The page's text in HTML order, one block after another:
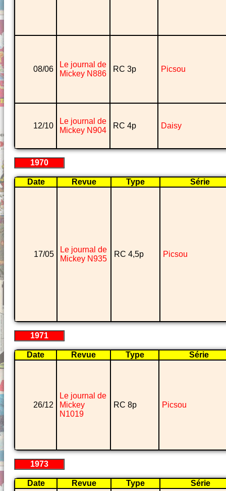
08/06
Le journal de
Mickey N886
RC 3p Picsou
12/10
Le journal de
Mickey N904
RC 4p Daisy
1970
Date Revue Type Série
17/05
Le journal de
Mickey N935
RC 4,5p Picsou
1971
Date Revue Type Série
26/12
Le journal de
Mickey
N1019
RC 8p Picsou
1973
Date Revue Type Série